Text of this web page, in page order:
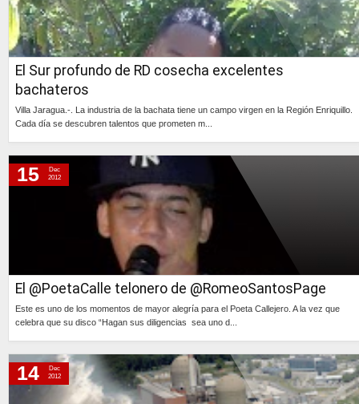
El Sur profundo de RD cosecha excelentes
bachateros
Villa Jaragua.-. La industria de la bachata tiene un campo virgen en la Región Enriquillo.
Cada día se descubren talentos que prometen m...
El @PoetaCalle telonero de @RomeoSantosPage
Este es uno de los momentos de mayor alegría para el Poeta Callejero. A la vez que
celebra que su disco “Hagan sus diligencias sea uno d...
15
Dec
2012
14
Dec
2012